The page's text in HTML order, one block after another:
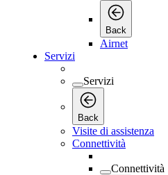
Back
Airnet
Servizi
Servizi
Back
Visite di assistenza
Connettività
Connettività